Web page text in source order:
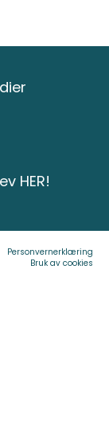
HER!
Personvernerklæring
Bruk av cookies